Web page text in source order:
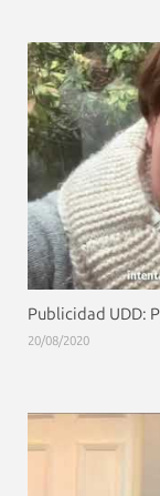
Publicidad UDD:
20/08/2020